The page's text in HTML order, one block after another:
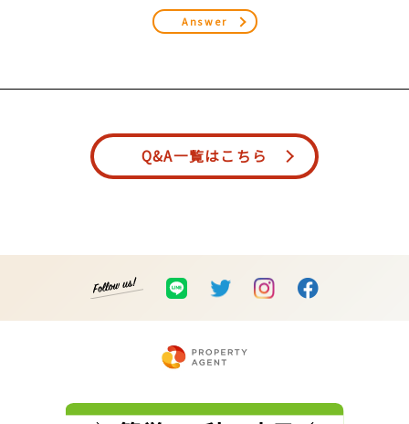
Answer
Q&A一覧はこちら